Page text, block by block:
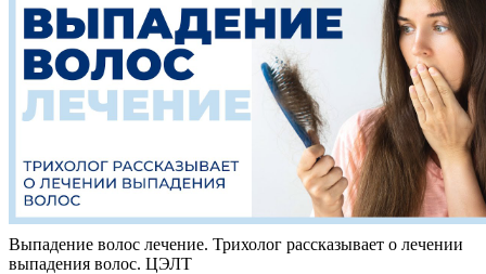
Выпадение волос лечение. Трихолог рассказывает о лечении
выпадения волос. ЦЭЛТ